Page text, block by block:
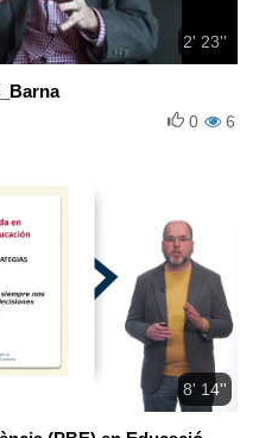
2' 23''
6
0
8' 14''